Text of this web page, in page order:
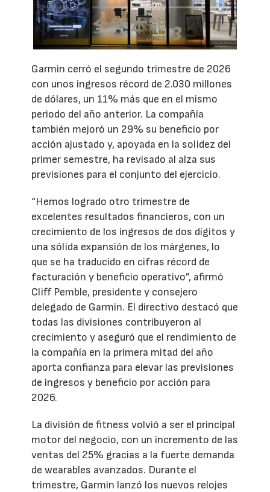
Garmin cerró el segundo trimestre de 2026
con unos ingresos récord de 2.030 millones
de dólares, un 11% más que en el mismo
periodo del año anterior. La compañía
también mejoró un 29% su beneficio por
acción ajustado y, apoyada en la solidez del
primer semestre, ha revisado al alza sus
previsiones para el conjunto del ejercicio.
“Hemos logrado otro trimestre de
excelentes resultados financieros, con un
crecimiento de los ingresos de dos dígitos y
una sólida expansión de los márgenes, lo
que se ha traducido en cifras récord de
facturación y beneficio operativo”, afirmó
Cliff Pemble, presidente y consejero
delegado de Garmin. El directivo destacó que
todas las divisiones contribuyeron al
crecimiento y aseguró que el rendimiento de
la compañía en la primera mitad del año
aporta confianza para elevar las previsiones
de ingresos y beneficio por acción para
2026.
La división de fitness volvió a ser el principal
motor del negocio, con un incremento de las
ventas del 25% gracias a la fuerte demanda
de wearables avanzados. Durante el
trimestre, Garmin lanzó los nuevos relojes